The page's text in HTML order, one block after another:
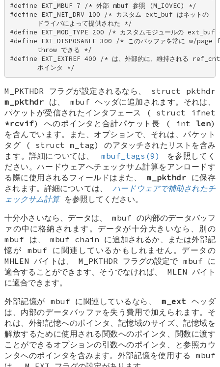
#define EXT_MBUF 7 /* 外部 mbuf 参照 (M_IOVEC) */
#define EXT_NET_DRV 100 /* カスタム ext_buf はネットの
       ドライバによって提供された */
#define EXT_MOD_TYPE 200 /* カスタムモジュールの
#define EXT_DISPOSABLE 300 /* このバッファを常に w/
       throw できる */
#define EXT_EXTREF 400 /* は、外部的に、維持される
       ポインタ */
M_PKTHDR フラグが設定されるなら、 struct pkthdr
m_pkthdr は、 mbuf ヘッダに追加されます。それは、
パケットが受信されたインタフェース ( struct ifnet
*rcvif) へのポインタと合計パケット長 ( int len)
を含んでいます。また、オプションで、それは、パケット
タグ ( struct m_tag) のアタッチされたリストを含み
ます。詳細については、
mbuf_tags(9)
を参照してく
ださい。ハードウェアへチェックサム計算をアンロードす
る際に使用されるフィールドはまた、m_pkthdr に保存
されます。詳細については、ハードウェアで補助されたチ
ェックサム計算を参照してください。
十分小さいなら、データは、mbuf の内部のデータバッフ
ァの中に格納されます。データが十分大きいなら、別の
mbuf は、mbuf chain に追加されるか、または外部記
憶が mbuf に関連しているかもしれません。データの
MHLEN バイトは、 M_PKTHDR フラグの設定で mbuf に
適合することができます、そうでなければ、 MLEN バイト
に適合できます。
外部記憶が mbuf に関連しているなら、m_ext ヘッダ
は、内部のデータバッファを失う費用で加えられます。そ
れは、外部記憶へのポインタ、記憶域のサイズ、記憶域を
解放するために使用される関数へのポインタ、関数に渡す
ことができるオプションの引数へのポインタ、と参照カウ
ンタへのポインタを含みます。外部記憶を使用する mbuf